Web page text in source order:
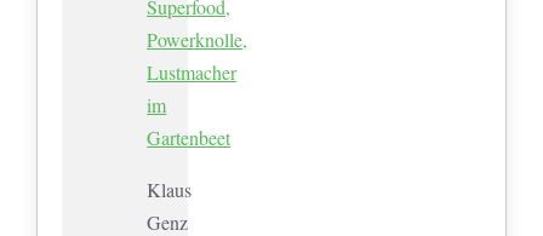
Superfood,
Powerknolle,
Lustmacher
im
Gartenbeet
Klaus
Genz